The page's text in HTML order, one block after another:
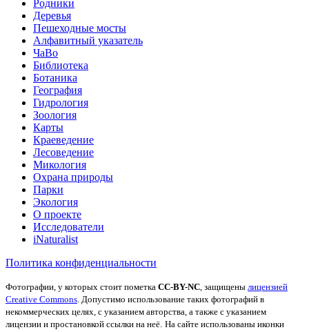
Родники
Деревья
Пешеходные мосты
Алфавитный указатель
ЧаВо
Библиотека
Ботаника
География
Гидрология
Зоология
Карты
Краеведение
Лесоведение
Микология
Охрана природы
Парки
Экология
О проекте
Исследователи
iNaturalist
Политика конфиденциальности
Фотографии, у которых стоит пометка CC-BY-NC , защищены лицензией
Creative Commons . Допустимо использование таких фотографий в
некоммерческих целях, с указанием авторства, а также с указанием
лицензии и простановкой ссылки на неё. На сайте использованы иконки